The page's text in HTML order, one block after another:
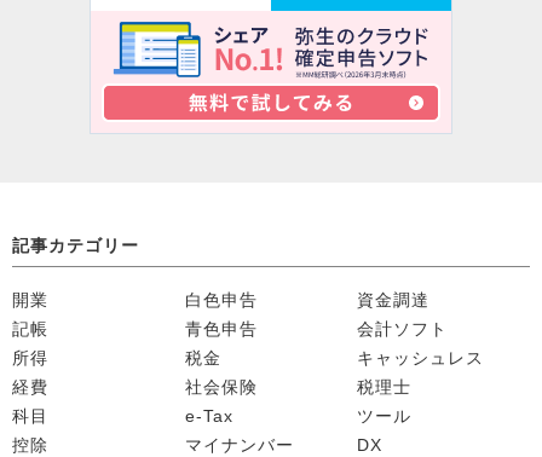
記事カテゴリー
開業
記帳
所得
経費
科目
控除
白色申告
青色申告
税金
社会保険
e-Tax
マイナンバー
資金調達
会計ソフト
キャッシュレス
税理士
ツール
DX